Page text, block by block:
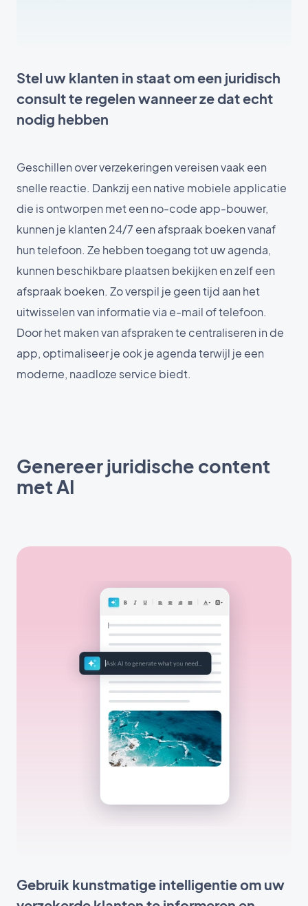
Stel uw klanten in staat om een juridisch
consult te regelen wanneer ze dat echt
nodig hebben
Geschillen over verzekeringen vereisen vaak een
snelle reactie. Dankzij een native mobiele applicatie
die is ontworpen met een no-code app-bouwer,
kunnen je klanten 24/7 een afspraak boeken vanaf
hun telefoon. Ze hebben toegang tot uw agenda,
kunnen beschikbare plaatsen bekijken en zelf een
afspraak boeken. Zo verspil je geen tijd aan het
uitwisselen van informatie via e-mail of telefoon.
Door het maken van afspraken te centraliseren in de
app, optimaliseer je ook je agenda terwijl je een
moderne, naadloze service biedt.
Genereer juridische content
met AI
Gebruik kunstmatige intelligentie om uw